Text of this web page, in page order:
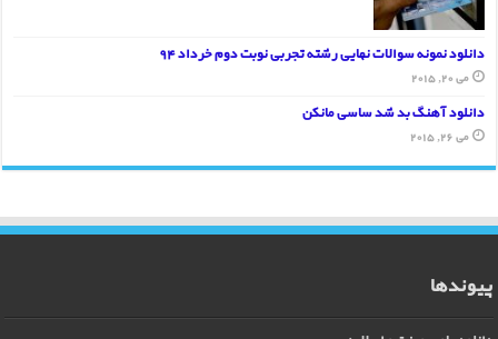
دانلود نمونه سوالات نهایی رشته تجربی نوبت دوم خرداد 94
می 20, 2015
دانلود آهنگ بد شد ساسی مانکن
می 26, 2015
پیوندها